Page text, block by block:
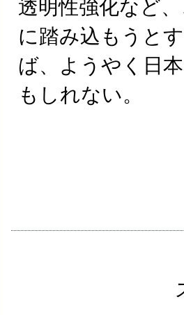
透明性強化など
に踏み込もうと
ば、ようやく日
もしれない。